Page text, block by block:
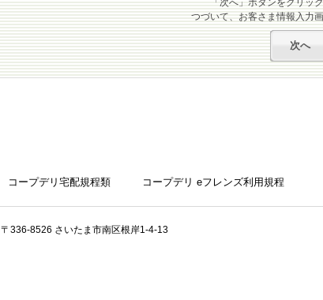
「次へ」ボタンをクリッ
つづいて、お客さま情報入力
コープデリ宅配規程類 コープデリ eフレンズ利用規程
〒336-8526 さいたま市南区根岸1-4-13